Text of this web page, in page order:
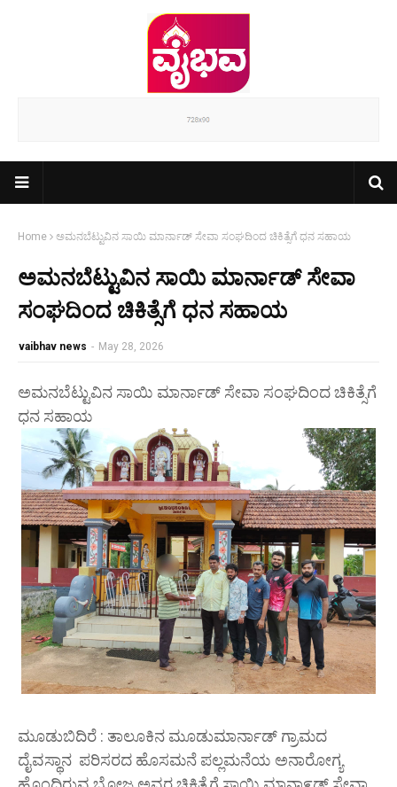
Home ಅಮನಬೆಟ್ಟುವಿನ ಸಾಯಿ ಮಾರ್ನಾಡ್ ಸೇವಾ ಸಂಘದಿಂದ ಚಿಕಿತ್ಸೆಗೆ ಧನ ಸಹಾಯ
ಅಮನಬೆಟ್ಟುವಿನ ಸಾಯಿ ಮಾರ್ನಾಡ್ ಸೇವಾ
ಸಂಘದಿಂದ ಚಿಕಿತ್ಸೆಗೆ ಧನ ಸಹಾಯ
vaibhav news - May 28, 2026
ಅಮನಬೆಟ್ಟುವಿನ ಸಾಯಿ ಮಾರ್ನಾಡ್ ಸೇವಾ ಸಂಘದಿಂದ ಚಿಕಿತ್ಸೆಗೆ
ಧನ ಸಹಾಯ
ಮೂಡುಬಿದಿರೆ : ತಾಲೂಕಿನ ಮೂಡುಮಾರ್ನಾಡ್ ಗ್ರಾಮದ
ದೈವಸ್ಥಾನ ಪರಿಸರದ ಹೊಸಮನೆ ಪಲ್ಲಮನೆಯ ಅನಾರೋಗ್ಯ